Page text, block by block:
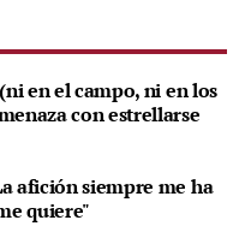
en el campo, ni en los
con estrellarse
afición siempre me ha
quiere"